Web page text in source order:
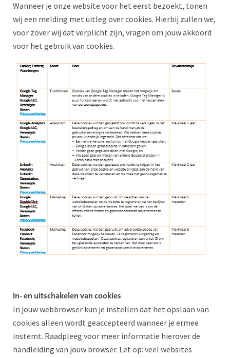
Wanneer je onze website voor het eerst bezoekt, tonen
wij een melding met uitleg over cookies. Hierbij zullen we,
voor zover wij dat verplicht zijn, vragen om jouw akkoord
voor het gebruik van cookies.
In- en uitschakelen van cookies
In jouw webbrowser kun je instellen dat het opslaan van
cookies alleen wordt geaccepteerd wanneer je ermee
instemt. Raadpleeg voor meer informatie hierover de
handleiding van jouw browser. Let op: veel websites